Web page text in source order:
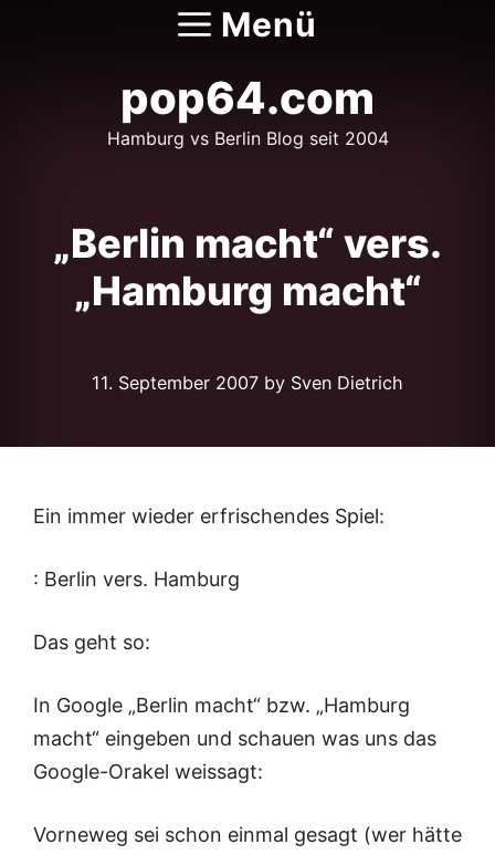
Menü
pop64.com
Hamburg vs Berlin Blog seit 2004
„Berlin macht“ vers.
„Hamburg macht“
11. September 2007 by Sven Dietrich
Ein immer wieder erfrischendes Spiel:
: Berlin vers. Hamburg
Das geht so:
In Google „Berlin macht“ bzw. „Hamburg
macht“ eingeben und schauen was uns das
Google-Orakel weissagt:
Vorneweg sei schon einmal gesagt (wer hätte